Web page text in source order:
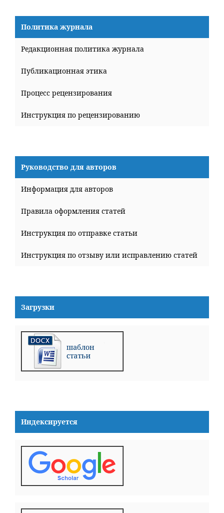
Политика журнала
Редакционная политика журнала
Публикационная этика
Процесс рецензирования
Инструкция по рецензированию
Руководство для авторов
Информация для авторов
Правила оформления статей
Инструкция по отправке статьи
Инструкция по отзыву или исправлению статей
Загрузки
Индексируется